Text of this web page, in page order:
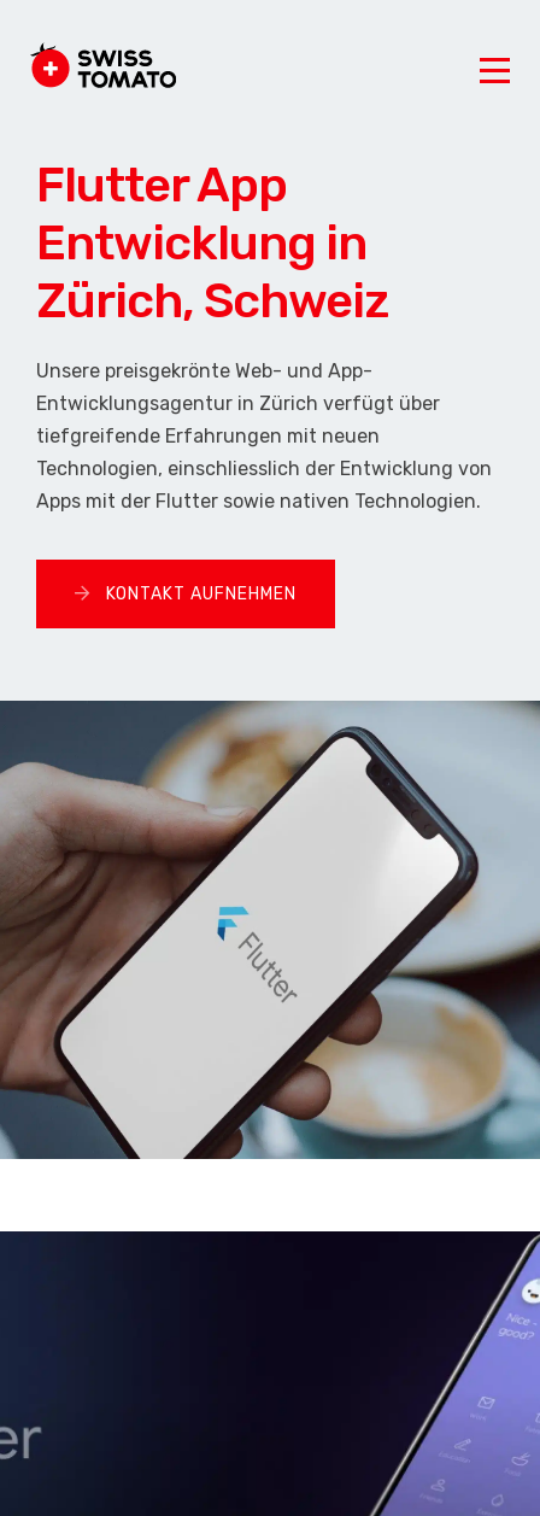
Flutter App
Entwicklung in
Zürich, Schweiz
Unsere preisgekrönte Web- und App-
Entwicklungsagentur in Zürich verfügt über
tiefgreifende Erfahrungen mit neuen
Technologien, einschliesslich der Entwicklung von
Apps mit der Flutter sowie nativen Technologien.
KONTAKT AUFNEHMEN